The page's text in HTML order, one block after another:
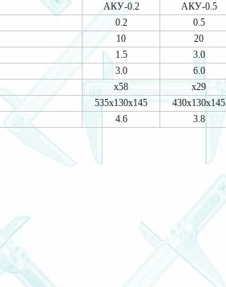
АКУ-0.2 АКУ-0.5
0.2 0.5
10 20
1.5 3.0
3.0 6.0
х58 х29
535х130х145 430х130х145
4.6 3.8